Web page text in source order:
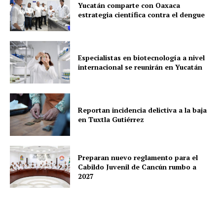
Yucatán comparte con Oaxaca
estrategia científica contra el dengue
Especialistas en biotecnología a nivel
internacional se reunirán en Yucatán
Reportan incidencia delictiva a la baja
en Tuxtla Gutiérrez
Preparan nuevo reglamento para el
Cabildo Juvenil de Cancún rumbo a
2027